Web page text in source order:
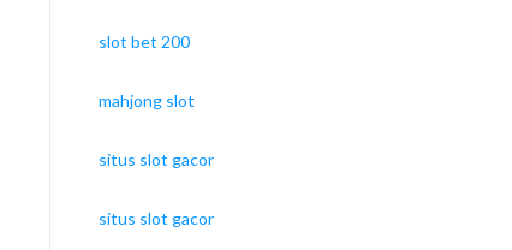
slot bet 200
mahjong slot
situs slot gacor
situs slot gacor